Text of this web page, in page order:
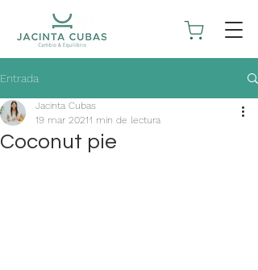
Entrada
Coconut pie
Jacinta Cubas
19 mar 20211 min de lectura